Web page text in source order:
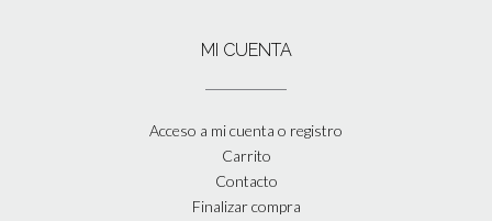
MI CUENTA
Acceso a mi cuenta o registro
Carrito
Contacto
Finalizar compra